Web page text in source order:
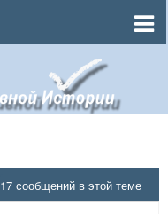
17 сообщений в этой теме